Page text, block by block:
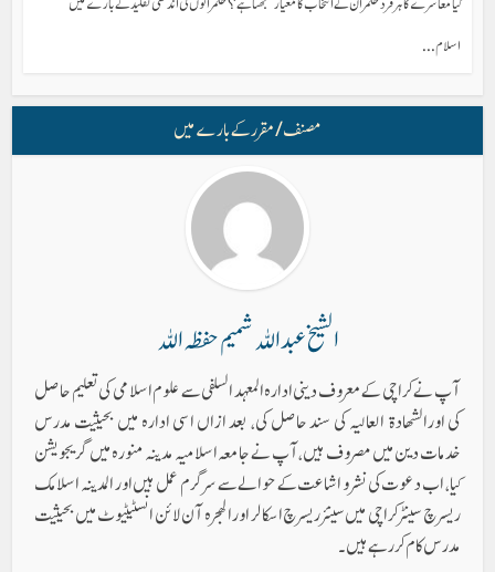
کیا معاشرے کا ہر فرد حکمران کے انتخاب کا معیار سمجھتا ہے؟ حکمرانوں کی اندھی تقلید کے بارے میں
اسلام...
مصنف/ مقرر کے بارے میں
الشیخ عبداللہ شمیم حفظہ اللہ
آپ نے کراچی کے معروف دینی ادارہ المعہد السلفی سے علوم اسلامی کی تعلیم حاصل
کی اورالشھادۃ العالیہ کی سند حاصل کی، بعد ازاں اسی ادارہ میں بحیثیت مدرس
خدمات دین میں مصروف ہیں، آپ نے جامعہ اسلامیہ مدینہ منورہ میں گریجویشن
کیا، اب دعوت کی نشر و اشاعت کے حوالےسے سرگرم عمل ہیں اور المدینہ اسلامک
ریسرچ سینٹر کراچی میں سینئر ریسرچ اسکالر اور الھجرہ آن لائن انسٹیٹیوٹ میں بحیثیت
مدرس کام کررہے ہیں۔